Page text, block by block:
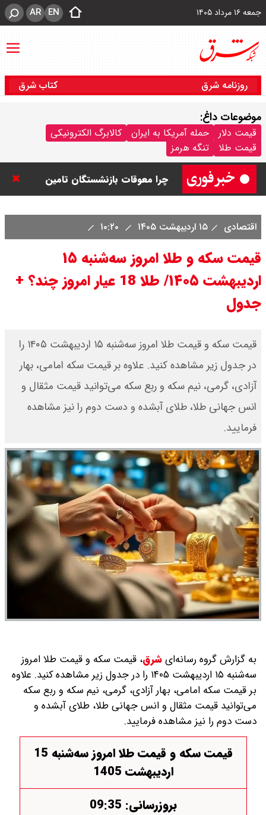
جمعه ۱۶ مرداد ۱۴۰۵ EN
AR
روزنامه شرق کتاب شرق
موضوعات داغ:
قیمت دلار حمله آمریکا به ایران
کالابرگ الکترونیکی
قیمت طلا
تنگه هرمز / نفت صعودی شد + جدول
چرا معوقات بازنشستگان تامین
جزئیات عرضه اولیه احیا در فرابورس
اعلام شد
قیمت بیت کوین،تتر و اتریوم امروز
کوین چند؟ + جدول
قیمت طلای جهان امروز جمعه
اقتصادی ۱۵ اردیبهشت ۱۴۰۵
قیمت سکه و طلا امروز سه‌شنبه ۱۵
اردیبهشت ۱۴۰۵/ طلا 18 عیار امروز چند؟ +
جدول
قیمت سکه و قیمت طلا امروز سه‌شنبه ۱۵ اردیبهشت ۱۴۰۵ را
در جدول زیر مشاهده کنید. علاوه بر قیمت سکه امامی، بهار
آزادی، گرمی، نیم سکه و ربع سکه می‌توانید قیمت مثقال و
انس جهانی طلا، طلای آبشده و دست دوم را نیز مشاهده
فرمایید.
به گزارش گروه رسانه‌ایشرق، قیمت سکه و قیمت طلا امروز
سه‌شنبه ۱۵ اردیبهشت ۱۴۰۵ را در جدول زیر مشاهده کنید. علاوه
بر قیمت سکه امامی، بهار آزادی، گرمی، نیم سکه و ربع سکه
می‌توانید قیمت مثقال و انس جهانی طلا، طلای آبشده و
دست دوم را نیز مشاهده فرمایید.
قیمت سکه و قیمت طلا امروز سه‌شنبه 15
اردیبهشت 1405
بروزرسانی: 09:35